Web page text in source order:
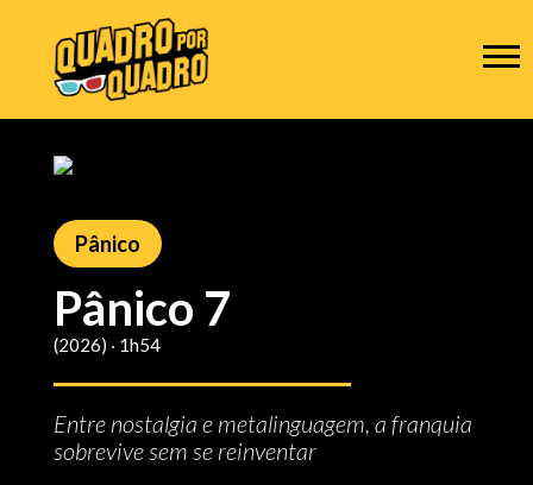
Pânico
Pânico 7
(2026) ‧ 1h54
Entre nostalgia e metalinguagem, a franquia
sobrevive sem se reinventar